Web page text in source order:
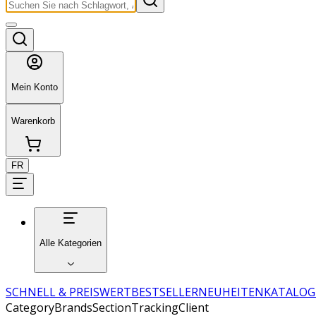
Mein Konto
Warenkorb
FR
Alle Kategorien
SCHNELL & PREISWERTBESTSELLERNEUHEITENKATALOG
CategoryBrandsSectionTrackingClient